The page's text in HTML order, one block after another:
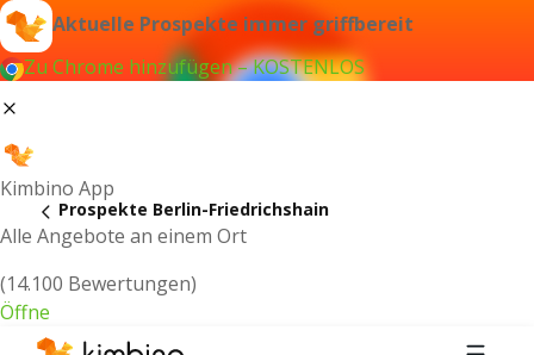
Aktuelle Prospekte immer griffbereit
Zu Chrome hinzufügen – KOSTENLOS
Kimbino App
Alle Angebote an einem Ort
(14.100 Bewertungen)
Öffne
Prospekte Berlin-Friedrichshain